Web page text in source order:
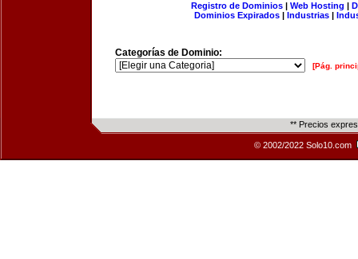
Registro de Dominios| Web Hosting |
Dominios Expirados | Industrias |
Categorías de Dominio:
[Pág.
** Precios
© 2002/2022 Solo10.com